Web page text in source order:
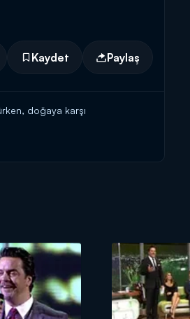
Kaydet Paylaş
doğaya karşı